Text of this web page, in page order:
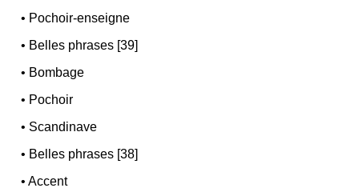
• Pochoir-enseigne
• Belles phrases [39]
• Bombage
• Pochoir
• Scandinave
• Belles phrases [38]
•Accent